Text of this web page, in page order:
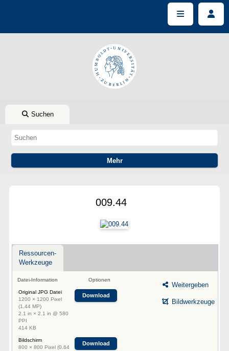
Suchen
009.44
Ressourcen-
Werkzeuge
Datei-Information Optionen
Original JPG Datei
1200 × 1200 Pixel
(1.44 MP)
2.1 in × 2.1 in @ 580
PPI
414 KB
Download
Bildschirm
800 × 800 Pixel (0.64
Download
Weitergeben
Bildwerkzeuge